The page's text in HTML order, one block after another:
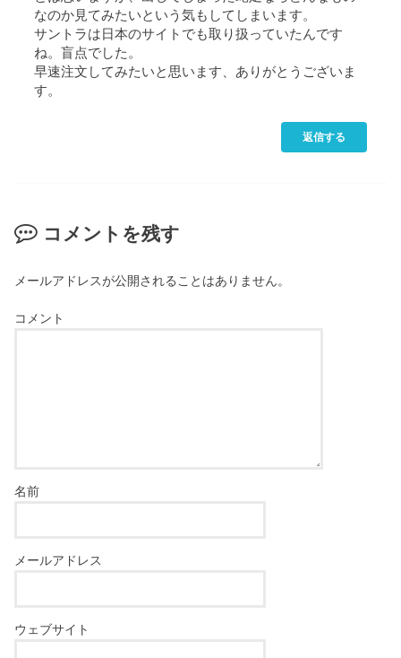
なのか見てみたいという気もしてしまいます。
サントラは日本のサイトでも取り扱っていたんです
ね。盲点でした。
早速注文してみたいと思います、ありがとうございま
す。
返信する
コメントを残す
メールアドレスが公開されることはありません。
コメント
名前
メールアドレス
ウェブサイト